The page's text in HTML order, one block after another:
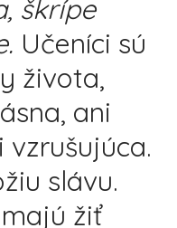
škrípe
Učeníci sú
života,
ani
vzrušujúca.
slávu.
žiť